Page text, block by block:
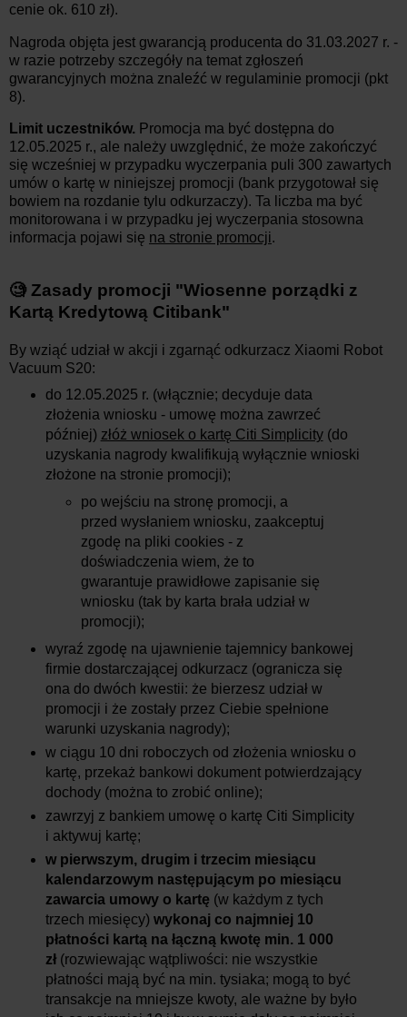
cenie ok. 610 zł).
Nagroda objęta jest gwarancją producenta do 31.03.2027 r. -
w razie potrzeby szczegóły na temat zgłoszeń
gwarancyjnych można znaleźć w regulaminie promocji (pkt
8).
Limit uczestników. Promocja ma być dostępna do
12.05.2025 r., ale należy uwzględnić, że może zakończyć
się wcześniej w przypadku wyczerpania puli 300 zawartych
umów o kartę w niniejszej promocji (bank przygotował się
bowiem na rozdanie tylu odkurzaczy). Ta liczba ma być
monitorowana i w przypadku jej wyczerpania stosowna
informacja pojawi się na stronie promocji.
🧐 Zasady promocji "Wiosenne porządki z
Kartą Kredytową Citibank"
By wziąć udział w akcji i zgarnąć odkurzacz Xiaomi Robot
Vacuum S20:
do 12.05.2025 r. (włącznie; decyduje data
złożenia wniosku - umowę można zawrzeć
później) złóż wniosek o kartę Citi Simplicity(do
uzyskania nagrody kwalifikują wyłącznie wnioski
złożone na stronie promocji);
po wejściu na stronę promocji, a
przed wysłaniem wniosku, zaakceptuj
zgodę na pliki cookies - z
doświadczenia wiem, że to
gwarantuje prawidłowe zapisanie się
wniosku (tak by karta brała udział w
promocji);
wyraź zgodę na ujawnienie tajemnicy bankowej
firmie dostarczającej odkurzacz (ogranicza się
ona do dwóch kwestii: że bierzesz udział w
promocji i że zostały przez Ciebie spełnione
warunki uzyskania nagrody);
w ciągu 10 dni roboczych od złożenia wniosku o
kartę, przekaż bankowi dokument potwierdzający
dochody (można to zrobić online);
zawrzyj z bankiem umowę o kartę Citi Simplicity
i aktywuj kartę;
w pierwszym, drugim i trzecim miesiącu
kalendarzowym następującym po miesiącu
zawarcia umowy o kartę (w każdym z tych
trzech miesięcy) wykonaj co najmniej 10
płatności kartą na łączną kwotę min. 1 000
zł (rozwiewając wątpliwości: nie wszystkie
płatności mają być na min. tysiaka; mogą to być
transakcje na mniejsze kwoty, ale ważne by było